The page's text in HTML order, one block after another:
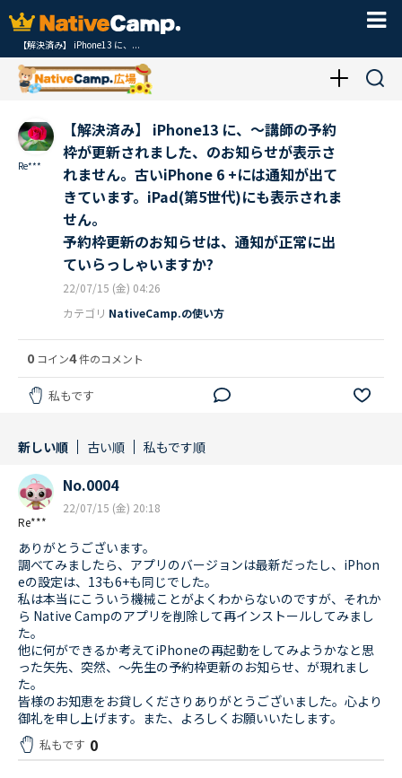
【解決済み】 iPhone13 に、...
Re***
【解決済み】 iPhone13 に、〜講師の予約
枠が更新されました、のお知らせが表示さ
れません。古いiPhone 6 +には通知が出て
きています。iPad(第5世代)にも表示されま
せん。
予約枠更新のお知らせは、通知が正常に出
ていらっしゃいますか?
22/07/15 (金) 04:26
カテゴリ NativeCamp.の使い方
0 コイン4件のコメント
私もです
新しい順 古い順 私もです順
Re***
No.0004
22/07/15 (金) 20:18
ありがとうございます。
調べてみましたら、アプリのバージョンは最新だったし、iPhon
eの設定は、13も6+も同じでした。
私は本当にこういう機械ことがよくわからないのですが、それか
ら Native Campのアプリを削除して再インストールしてみまし
た。
他に何ができるか考えてiPhoneの再起動をしてみようかなと思
った矢先、突然、〜先生の予約枠更新のお知らせ、が現れまし
た。
皆様のお知恵をお貸しくださりありがとうございました。心より
御礼を申し上げます。また、よろしくお願いいたします。
私もです 0